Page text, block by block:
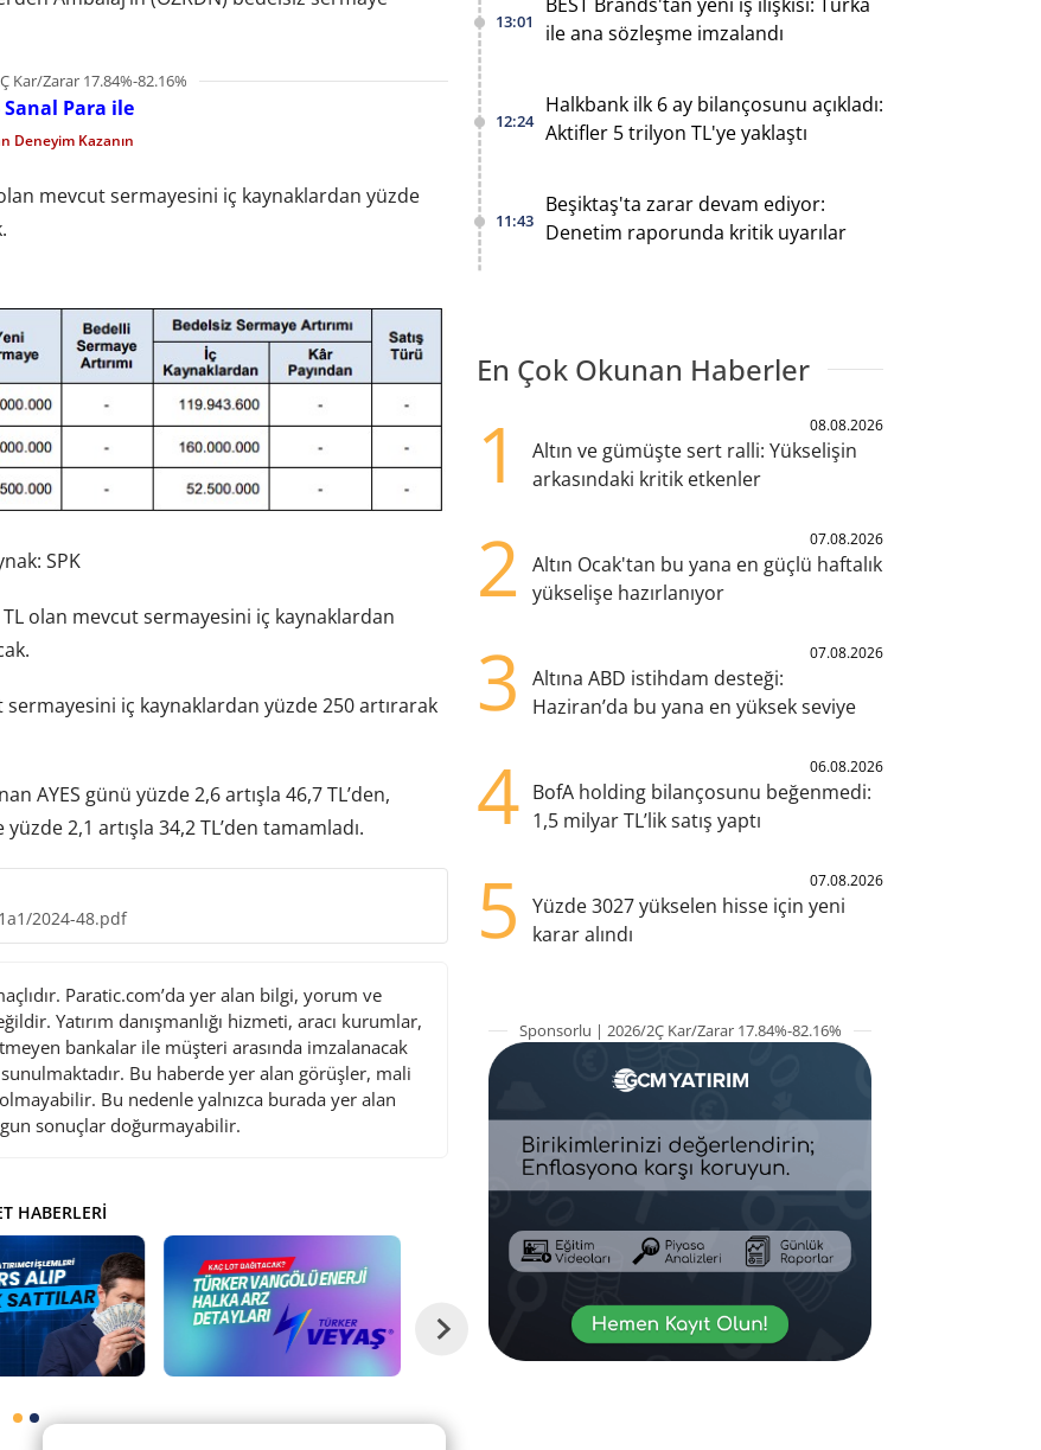
Kar/Zarar 17.84%-82.16%
Sanal Para ile
Deneyim Kazanın
mevcut sermayesini iç kaynaklardan yüzde
SPK
olan mevcut sermayesini iç kaynaklardan
iç kaynaklardan yüzde 250 artırarak
AYES günü yüzde 2,6 artışla 46,7 TL’den,
yüzde 2,1 artışla 34,2 TL’den tamamladı.
2024-48.pdf
Paratic.com’da yer alan bilgi, yorum ve
Yatırım danışmanlığı hizmeti, aracı kurumlar,
bankalar ile müşteri arasında imzalanacak
sunulmaktadır. Bu haberde yer alan görüşler, mali
Bu nedenle yalnızca burada yer alan
sonuçlar doğurmayabilir.
HABERLERI
13:01
ile ana sözleşme imzalandı
12:24
Halkbank ilk 6 ay bilançosunu açıkladı:
Aktifler 5 trilyon TL'ye yaklaştı
11:43
Beşiktaş'ta zarar devam ediyor:
Denetim raporunda kritik uyarılar
En Çok Okunan Haberler
1 08.08.2026
Altın ve gümüşte sert ralli: Yükselişin
arkasındaki kritik etkenler
2 07.08.2026
Altın Ocak'tan bu yana en güçlü haftalık
yükselişe hazırlanıyor
3 07.08.2026
Altına ABD istihdam desteği:
Haziran’da bu yana en yüksek seviye
4 06.08.2026
BofA holding bilançosunu beğenmedi:
1,5 milyar TL’lik satış yaptı
5 07.08.2026
Yüzde 3027 yükselen hisse için yeni
karar alındı
Sponsorlu | 2026/2Ç Kar/Zarar 17.84%-82.16%